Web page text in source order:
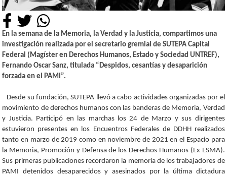
En la semana de la Memoria, la Verdad y la Justicia, compartimos una
investigación realizada por el secretario gremial de SUTEPA Capital
Federal (Magíster en Derechos Humanos, Estado y Sociedad UNTREF),
Fernando Oscar Sanz, titulada “Despidos, cesantías y desaparición
forzada en el PAMI”.
Desde su fundación, SUTEPA llevó a cabo actividades organizadas por el
movimiento de derechos humanos con las banderas de Memoria, Verdad
y Justicia. Participó en las marchas los 24 de Marzo y sus dirigentes
estuvieron presentes en los Encuentros Federales de DDHH realizados
tanto en marzo de 2019 como en noviembre de 2021 en el Espacio para
la Memoria, Promoción y Defensa de los Derechos Humanos (Ex ESMA).
Sus primeras publicaciones recordaron la memoria de los trabajadores de
PAMI detenidos desaparecidos y asesinados por la última dictadura